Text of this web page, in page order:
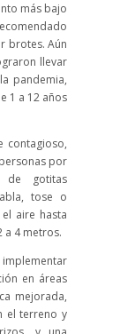
más bajo
brotes. Aún
llevar
pandemia,
1 a 12 años
contagioso,
por
de gotitas
tose o
aire hasta
a 4 metros.
en áreas
mejorada,
el terreno y